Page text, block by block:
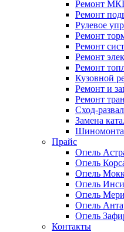
Ремонт
Ремонт
Рулевое
Ремонт
Ремонт
Ремонт
Ремонт
Кузовной
Ремонт и
Ремонт
Сход-развал
Замена
Прайс
Опель
Опель
Опель
Опель
Опель
Опель
Опель
Контакты